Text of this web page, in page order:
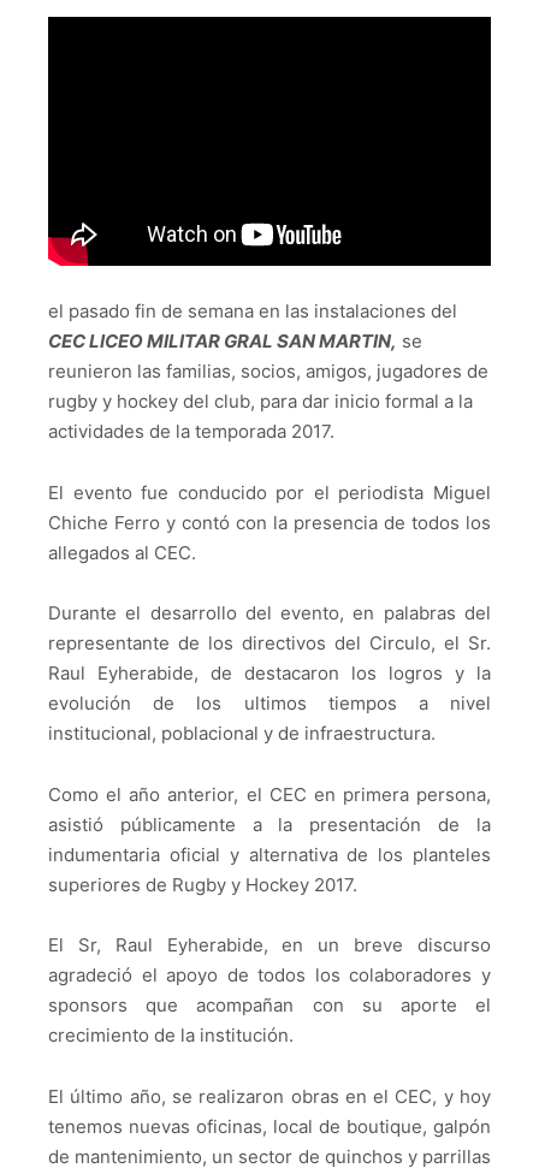
el pasado fin de semana en las instalaciones del
CEC LICEO MILITAR GRAL SAN MARTIN, se
reunieron las familias, socios, amigos, jugadores de
rugby y hockey del club, para dar inicio formal a la
actividades de la temporada 2017.
El evento fue conducido por el periodista Miguel
Chiche Ferro y contó con la presencia de todos los
allegados al CEC.
Durante el desarrollo del evento, en palabras del
representante de los directivos del Circulo, el Sr.
Raul Eyherabide, de destacaron los logros y la
evolución de los ultimos tiempos a nivel
institucional, poblacional y de infraestructura.
Como el año anterior, el CEC en primera persona,
asistió públicamente a la presentación de la
indumentaria oficial y alternativa de los planteles
superiores de Rugby y Hockey 2017.
El Sr, Raul Eyherabide, en un breve discurso
agradeció el apoyo de todos los colaboradores y
sponsors que acompañan con su aporte el
crecimiento de la institución.
El último año, se realizaron obras en el CEC, y hoy
tenemos nuevas oficinas, local de boutique, galpón
de mantenimiento, un sector de quinchos y parrillas